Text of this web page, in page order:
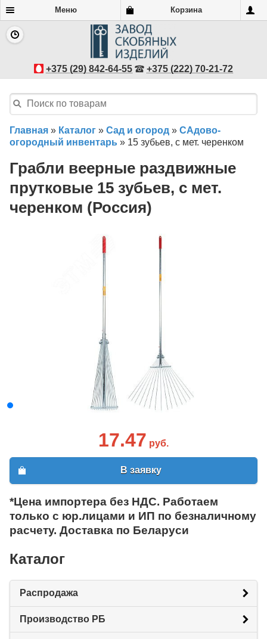
Меню Корзина
+375 (29) 842-64-55 +375 (222) 70-21-72
Главная » Каталог » Сад и огород » САдово-
огородный инвентарь » 15 зубьев, с мет. черенком
Грабли веерные раздвижные
прутковые 15 зубьев, с мет.
черенком (Россия)
17.47 руб.
В заявку
*Цена импортера без НДС. Работаем
только с юр.лицами и ИП по безналичному
расчету. Доставка по Беларуси
Каталог
Распродажа
Производство РБ